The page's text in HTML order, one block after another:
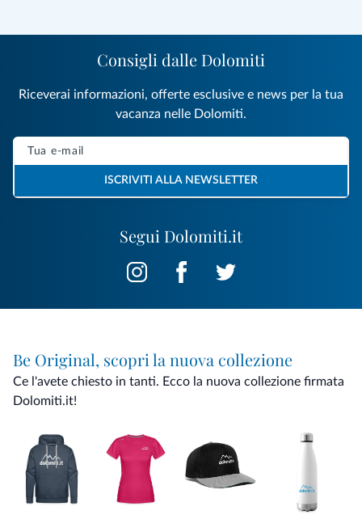
Segui Dolomiti.it
Consigli dalle Dolomiti
Riceverai informazioni, offerte esclusive e news per la tua
vacanza nelle Dolomiti.
ISCRIVITI ALLA NEWSLETTER
Be Original, scopri la nuova collezione
Ce l'avete chiesto in tanti. Ecco la nuova collezione firmata
Dolomiti.it!